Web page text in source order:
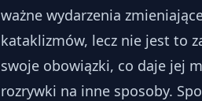
ważne wydarzenia
kataklizmów, lecz nie jest to
swoje obowiązki, co daje jej
rozrywki na inne sposoby.